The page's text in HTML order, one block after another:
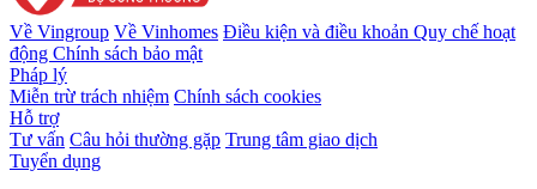
Về Vingroup Về Vinhomes Điều kiện và điều khoản Quy chế hoạt
động Chính sách bảo mật
Pháp lý
Miễn trừ trách nhiệm Chính sách cookies
Hỗ trợ
Tư vấn Câu hỏi thường gặp Trung tâm giao dịch
Tuyển dụng